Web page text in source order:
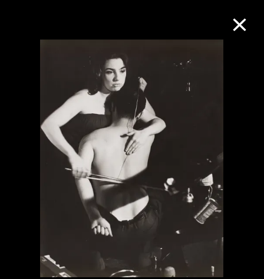
M+藏品
進一步篩選
關於M+藏品
探索世界頂級的二十及二十一世紀視覺